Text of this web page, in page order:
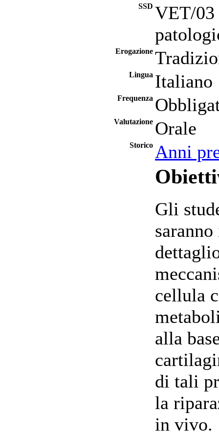
SSD VET/03
Erogazione
Lingua Italiano
Frequenza
Valutazione Orale
Storico Anni
Gli
cellula
alla
di tali
la
in vivo.